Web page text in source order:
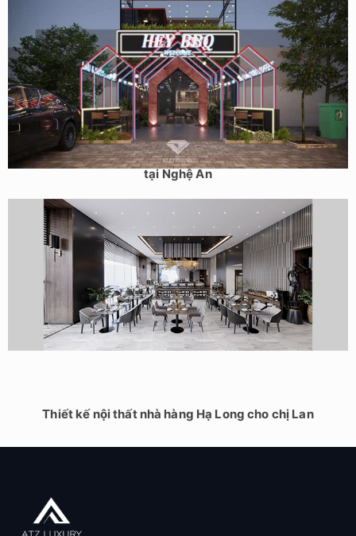
Thiết Kế Nhà Hàng Lẩu & Nướng Buffet Hey BBQ 200m2
tại Nghệ An
Thiết kế nội thất nhà hàng Hạ Long cho chị Lan